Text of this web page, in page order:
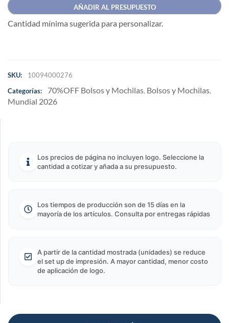
AÑADIR AL PRESUPUESTO
Cantidad mínima sugerida para personalizar.
SKU:
10094000276
Categorías:
70%OFF Bolsos y Mochilas, Bolsos y Mochilas,
Mundial 2026
Los precios de página no incluyen logo. Seleccione la
cantidad a cotizar y añada a su presupuesto.
Los tiempos de producción son de 15 días en la
mayoría de los artículos. Consulta por entregas rápidas
A partir de la cantidad mostrada (unidades) se reduce
el set up de impresión. A mayor cantidad, menor costo
de aplicación de logo.